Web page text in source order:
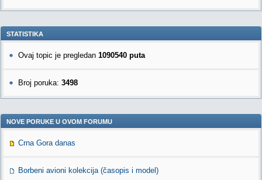
STATISTIKA
Ovaj topic je pregledan 1090540 puta
Broj poruka: 3498
NOVE PORUKE U OVOM FORUMU
Crna Gora danas
Borbeni avioni kolekcija (časopis i model)